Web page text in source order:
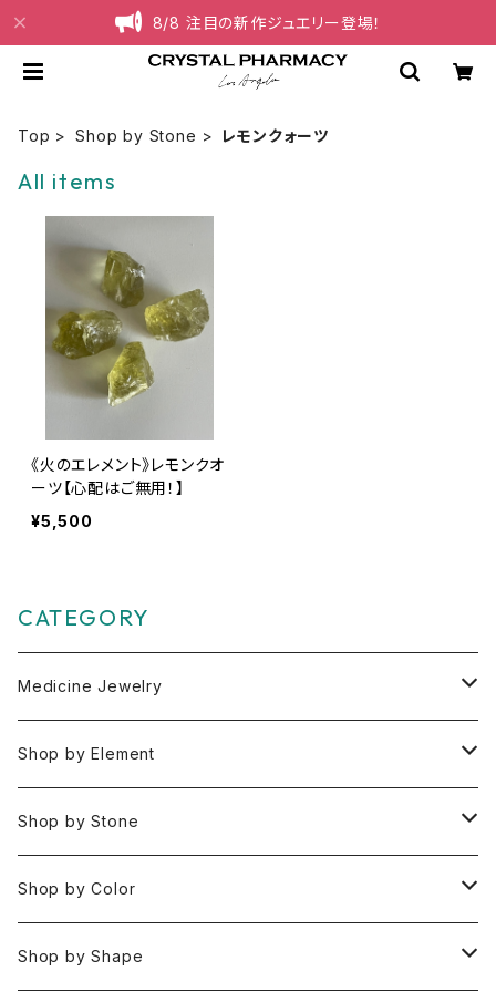
8/8 注目の新作ジュエリー登場！
Top Shop by Stone レモンクォーツ
All items
《火のエレメント》レモンクオ
ーツ【心配はご無用！】
¥5,500
CATEGORY
Medicine Jewelry
Pendant Charms
Bracelets
Necklaces
Rings
Shop by Element
Space 空(気づき,余白,真実）
Water 水(癒し,潤い,鎮静)
Fire 火(情熱,勇気,希望)
Shop by Stone
おみくじ
アイオライト
Shop by Color
Clear / White
Shop by Shape